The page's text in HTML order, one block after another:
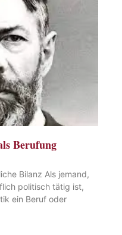
Berufung
Bilanz Als jemand,
politisch tätig ist,
ein Beruf oder
Seite